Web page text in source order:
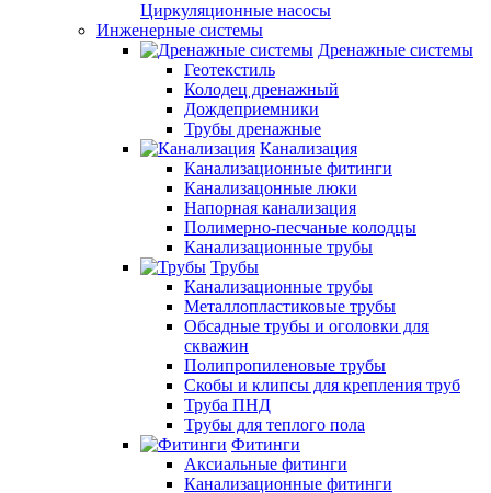
Циркуляционные насосы
Инженерные системы
Дренажные системы
Геотекстиль
Колодец дренажный
Дождеприемники
Трубы дренажные
Канализация
Канализационные фитинги
Канализацонные люки
Напорная канализация
Полимерно-песчаные колодцы
Канализационные трубы
Трубы
Канализационные трубы
Металлопластиковые трубы
Обсадные трубы и оголовки для
скважин
Полипропиленовые трубы
Скобы и клипсы для крепления труб
Труба ПНД
Трубы для теплого пола
Фитинги
Аксиальные фитинги
Канализационные фитинги